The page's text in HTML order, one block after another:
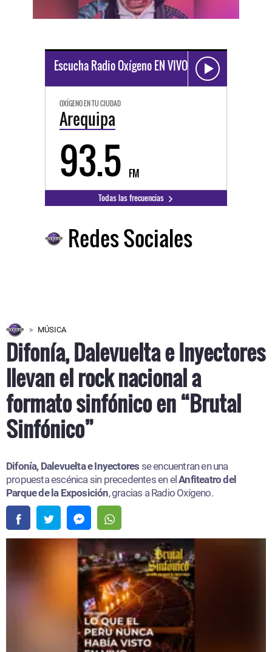
Escucha Radio Oxígeno EN VIVO
OXÍGENO EN TU CIUDAD
Arequipa
93.5 FM
Todas las frecuencias
Redes Sociales
MÚSICA
Difonía, Dalevuelta e Inyectores
llevan el rock nacional a
formato sinfónico en “Brutal
Sinfónico”
Difonía, Dalevuelta e Inyectores se encuentran en una
propuesta escénica sin precedentes en elAnfiteatro del
Parque de la Exposición, gracias a Radio Oxígeno.